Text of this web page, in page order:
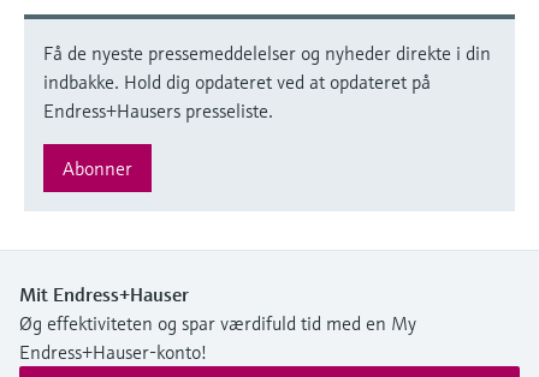
Få de nyeste pressemeddelelser og nyheder direkte i din
indbakke. Hold dig opdateret ved at opdateret på
Endress+Hausers presseliste.
Abonner
Mit Endress+Hauser
Øg effektiviteten og spar værdifuld tid med en My
Endress+Hauser-konto!